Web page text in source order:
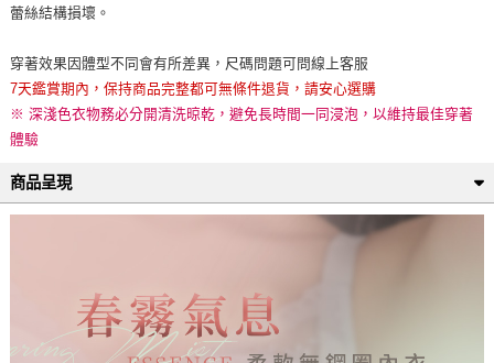
蕾絲結構損壞。
穿著效果因體型不同會有所差異，尺碼問題可問線上客服
7天鑑賞期內，保持商品完整都可無條件退貨，請安心選購
※ 深淺色衣物務必分開清洗晾乾，避免長時間一同浸泡，以維持最佳穿著
體驗
商品呈現